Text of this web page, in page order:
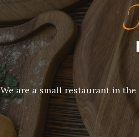
We are a small restaurant in